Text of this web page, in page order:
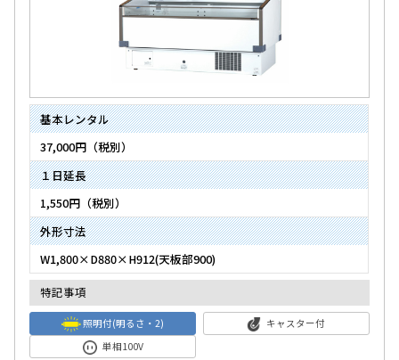
基本レンタル
37,000円（税別）
１日延長
1,550円（税別）
外形寸法
W1,800×D880×H912(天板部900)
特記事項
照明付(明るさ・2)
キャスター付
単相100V